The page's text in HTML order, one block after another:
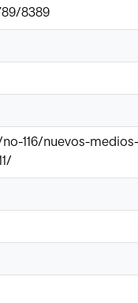
8389
116/nuevos-